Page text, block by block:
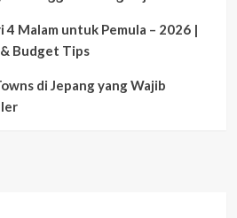
4 Malam untuk Pemula – 2026 |
Budget Tips
di Jepang yang Wajib